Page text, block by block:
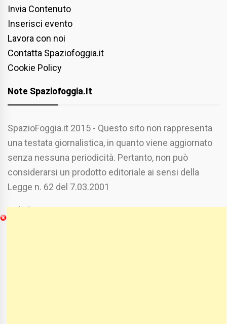
Invia Contenuto
Inserisci evento
Lavora con noi
Contatta Spaziofoggia.it
Cookie Policy
Note Spaziofoggia.it
SpazioFoggia.it 2015 - Questo sito non rappresenta
una testata giornalistica, in quanto viene aggiornato
senza nessuna periodicità. Pertanto, non può
considerarsi un prodotto editoriale ai sensi della
Legge n. 62 del 7.03.2001
Chi Siamo